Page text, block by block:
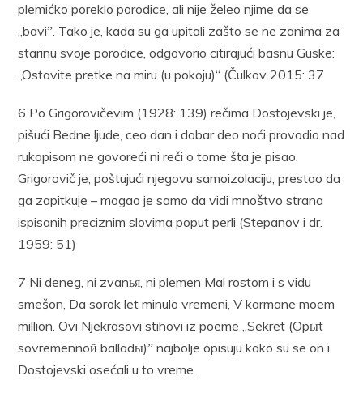
plemićko poreklo porodice, ali nije želeo njime da se
„baviˮ. Tako je, kada su ga upitali zašto se ne zanima za
starinu svoje porodice, odgovorio citirajući basnu Guske:
„Ostavite pretke na miru (u pokoju)“ (Čulkov 2015: 37
6 Po Grigorovičevim (1928: 139) rečima Dostojevski je,
pišući Bedne ljude, ceo dan i dobar deo noći provodio nad
rukopisom ne govoreći ni reči o tome šta je pisao.
Grigorovič je, poštujući njegovu samoizolaciju, prestao da
ga zapitkuje – mogao je samo da vidi mnoštvo strana
ispisanih preciznim slovima poput perli (Stepanov i dr.
1959: 51)
7 Ni deneg, ni zvanья, ni plemen Mal rostom i s vidu
smešon, Da sorok let minulo vremeni, V karmane moem
million. Ovi Njekrasovi stihovi iz poeme „Sekret (Opыt
sovremennoй balladы)ˮ najbolje opisuju kako su se on i
Dostojevski osećali u to vreme.